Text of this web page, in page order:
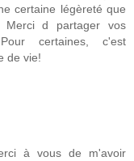
certaine légèreté que
d partager vos
certaines, c'est
de vie!
à vous de m'avoir